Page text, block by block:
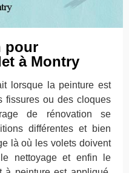
pour
à Montry
lorsque la peinture est
fissures ou des cloques
de rénovation se
différentes et bien
là où les volets doivent
nettoyage et enfin le